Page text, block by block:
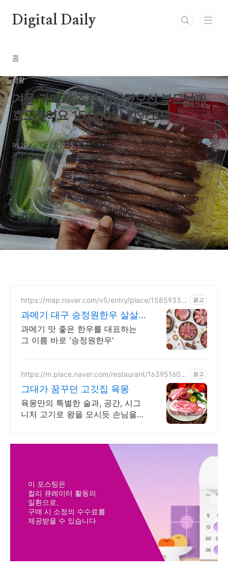
Digital Daily
홈
생활
겨울 과메기 추천 입맛없으신 부모님께
효도했어요 15,000원 할인코드
by Newbie0 2025. 1. 7.
https://map.naver.com/v5/entry/place/15859338
광고
과메기 대구 승정원한우 살살
녹는 한우를 느껴보세요!
과메기 맛 좋은 한우를 대표하는
그 이름 바로 '승정원한우'
https://m.place.naver.com/restaurant/163951608
광고
그대가 꿈꾸던 고깃집 육몽
육몽만의 특별한 술과, 공간, 시그
니처 고기로 왕을 모시듯 손님을
이 포스팅은
컬리 큐레이터 활동의
일환으로,
구매 시 소정의 수수료를
제공받을 수 있습니다